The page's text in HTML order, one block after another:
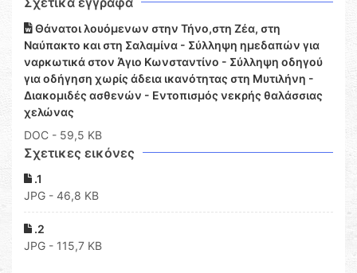
Θάνατοι λουόμενων στην Τήνο,στη Ζέα, στη
Ναύπακτο και στη Σαλαμίνα - Σύλληψη ημεδαπών για
ναρκωτικά στον Άγιο Κωνσταντίνο - Σύλληψη οδηγού
για οδήγηση χωρίς άδεια ικανότητας στη Μυτιλήνη -
Διακομιδές ασθενών - Εντοπισμός νεκρής θαλάσσιας
χελώνας
DOC - 59,5 KB
Σχετικες εικόνες
.1
JPG - 46,8 KB
.2
JPG - 115,7 KB